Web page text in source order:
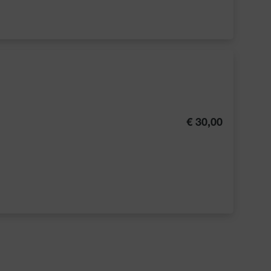
€ 30,00